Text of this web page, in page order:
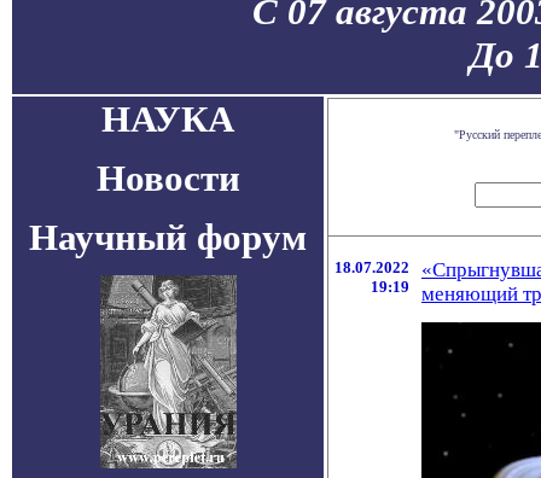
С 07 августа
До
НАУКА
Новости
Научный форум
"Русский
18.07.2022
19:19
меняющий